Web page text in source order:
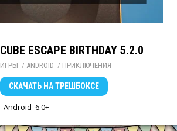
CUBE ESCAPE BIRTHDAY 5.2.0
ИГРЫ / ANDROID / ПРИКЛЮЧЕНИЯ
СКАЧАТЬ НА ТРЕШБОКСЕ
Android 6.0+